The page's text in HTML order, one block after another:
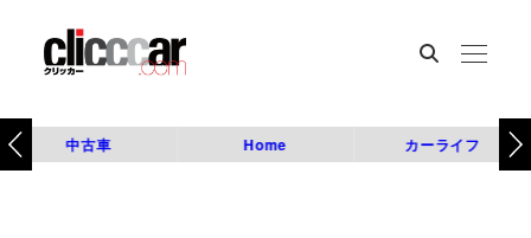
中古車 Home カーライフ